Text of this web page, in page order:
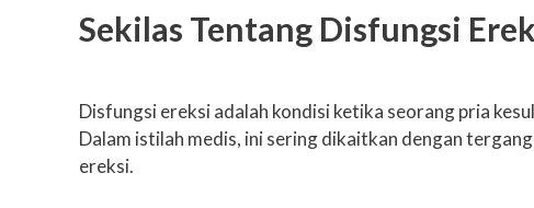
Sekilas Tentang Disfungsi
Disfungsi ereksi adalah kondisi ketika seorang pria
Dalam istilah medis, ini sering dikaitkan dengan
ereksi.